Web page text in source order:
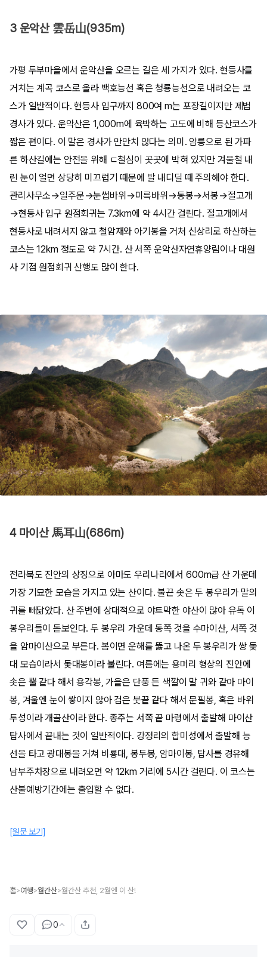
3 운악산 雲岳山(935m)
가평 두부마을에서 운악산을 오르는 길은 세 가지가 있다. 현등사를
거치는 계곡 코스로 올라 백호능선 혹은 청룡능선으로 내려오는 코
스가 일반적이다. 현등사 입구까지 800여 m는 포장길이지만 제법
경사가 있다. 운악산은 1,000m에 육박하는 고도에 비해 등산코스가
짧은 편이다. 이 말은 경사가 만만치 않다는 의미. 암릉으로 된 가파
른 하산길에는 안전을 위해 ㄷ철심이 곳곳에 박혀 있지만 겨울철 내
린 눈이 얼면 상당히 미끄럽기 때문에 발 내디딜 때 주의해야 한다.
관리사무소→일주문→눈썹바위→미륵바위→동봉→서봉→절고개
→현등사 입구 원점회귀는 7.3km에 약 4시간 걸린다. 절고개에서
현등사로 내려서지 않고 철암재와 아기봉을 거쳐 신상리로 하산하는
코스는 12km 정도로 약 7시간. 산 서쪽 운악산자연휴양림이나 대원
사 기점 원점회귀 산행도 많이 한다.
4 마이산 馬耳山(686m)
전라북도 진안의 상징으로 아마도 우리나라에서 600m급 산 가운데
가장 기묘한 모습을 가지고 있는 산이다. 불끈 솟은 두 봉우리가 말의
귀를 빼닮았다. 산 주변에 상대적으로 야트막한 야산이 많아 유독 이
봉우리들이 돋보인다. 두 봉우리 가운데 동쪽 것을 수마이산, 서쪽 것
을 암마이산으로 부른다. 봄이면 운해를 뚫고 나온 두 봉우리가 쌍 돛
대 모습이라서 돛대봉이라 불린다. 여름에는 용머리 형상의 진안에
솟은 뿔 같다 해서 용각봉, 가을은 단풍 든 색깔이 말 귀와 같아 마이
봉, 겨울엔 눈이 쌓이지 않아 검은 붓끝 같다 해서 문필봉, 혹은 바위
투성이라 개골산이라 한다. 종주는 서쪽 끝 마령에서 출발해 마이산
탑사에서 끝내는 것이 일반적이다. 강정리의 합미성에서 출발해 능
선을 타고 광대봉을 거쳐 비룡대, 봉두봉, 암마이봉, 탑사를 경유해
남부주차장으로 내려오면 약 12km 거리에 5시간 걸린다. 이 코스는
산불예방기간에는 출입할 수 없다.
[원문 보기]
홈>여행>월간산>월간산 추천, 2월엔 이 산!
0